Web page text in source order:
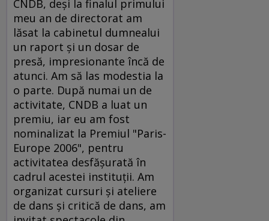
CNDB, deşi la finalul primului
meu an de directorat am
lăsat la cabinetul dumnealui
un raport şi un dosar de
presă, impresionante încă de
atunci. Am să las modestia la
o parte. După numai un de
activitate, CNDB a luat un
premiu, iar eu am fost
nominalizat la Premiul "Paris-
Europe 2006", pentru
activitatea desfăşurată în
cadrul acestei instituţii. Am
organizat cursuri şi ateliere
de dans şi critică de dans, am